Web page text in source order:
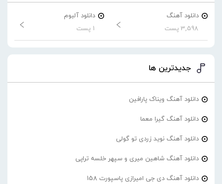
دانلود آهنگ
3,598 پست
دانلود آلبوم
1 پست
جدیدترین ها
دانلود آهنگ ویناک پارافین
دانلود آهنگ گیرا معما
دانلود آهنگ نوید زردی تو گولی
دانلود آهنگ شاهین میری و سپهر خلسه تراپی
دانلود آهنگ دی جی امیرازی پاسپورت 158